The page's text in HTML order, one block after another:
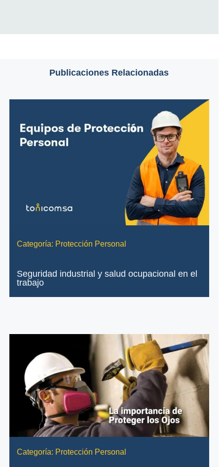
Publicaciones Relacionadas
Categoría: Protección Personal
Seguridad industrial y salud ocupacional en el
trabajo
Categoría: Protección Personal